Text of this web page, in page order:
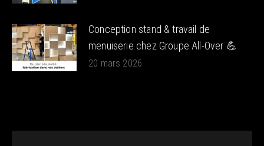
Conception stand & travail de
menuiserie chez Groupe All-Over 💪
20 mars 2026